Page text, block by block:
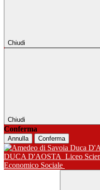
Chiudi
Chiudi
Conferma
Annulla Conferma
DUCA D'AOSTA Liceo
Economico Sociale